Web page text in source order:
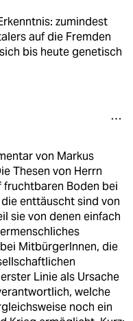
zumindest
auf die Fremden
bis heute genetisch
von Markus
Thesen von Herrn
fruchtbaren Boden bei
enttäuscht sind von
sie von denen einfach
MitbürgerInnen, die
Linie als Ursache
welche
noch ein